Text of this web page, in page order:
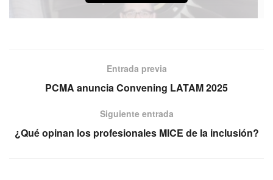
Entrada previa
PCMA anuncia Convening LATAM 2025
Siguiente entrada
¿Qué opinan los profesionales MICE de la inclusión?